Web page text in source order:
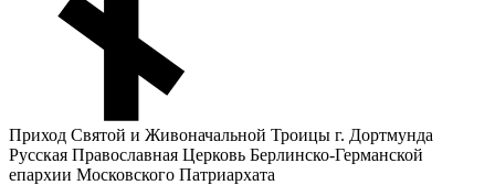
Приход Святой и Живоначальной Троицы г. Дортмунда
Русская Православная Церковь Берлинско-Германской
епархии Московского Патриархата